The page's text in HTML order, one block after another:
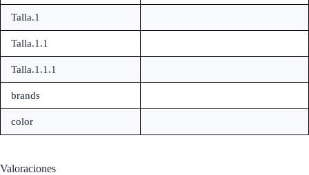
Talla.1
Talla.1.1
Talla.1.1.1
brands
color
Valoraciones